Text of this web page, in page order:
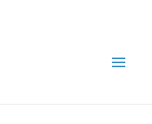
المحتوى
Main